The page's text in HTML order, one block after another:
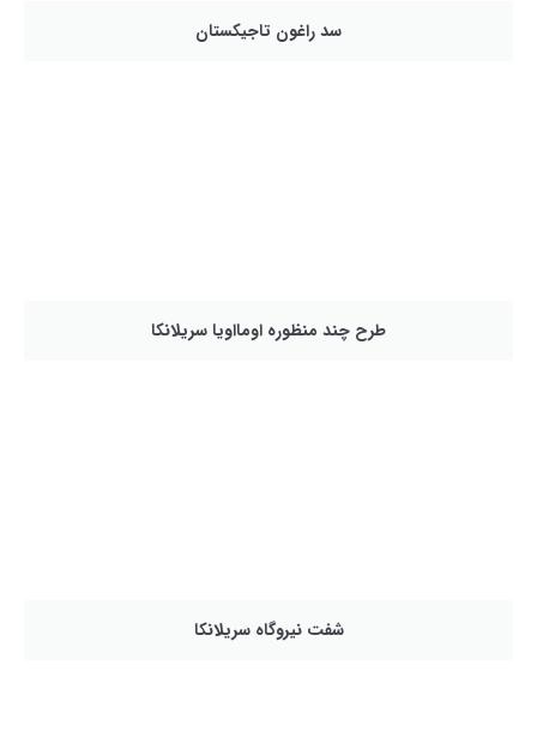
سد راغون تاجیکستان
طرح چند منظوره اومااويا سریلانکا
شفت نیروگاه سریلانکا